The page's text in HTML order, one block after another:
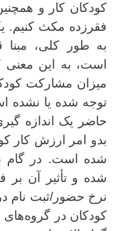
کودکان کار و همچنین
فقرزده مکث کنیم.
به طور کلی، مبنا
است، به این معنی که
میزان مشارکت کودک
توجه شده یا نشده
حاضر یک اندازه
بدو امر ارزش کار
شده است. در گام
شده و تأثیر آن بر
نرخ حضور/ثبت نام
کودکان در گروه‌های